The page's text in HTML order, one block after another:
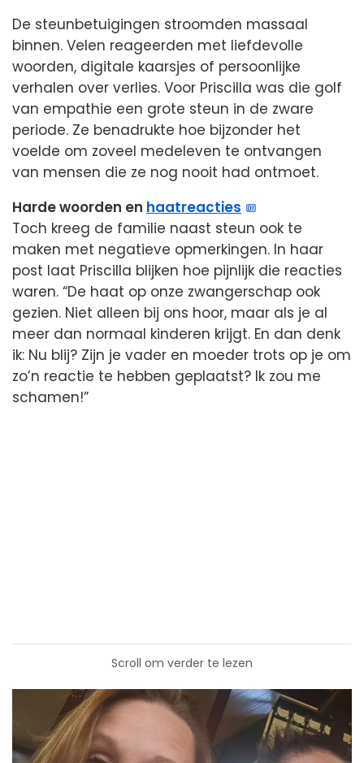
De steunbetuigingen stroomden massaal
binnen. Velen reageerden met liefdevolle
woorden, digitale kaarsjes of persoonlijke
verhalen over verlies. Voor Priscilla was die golf
van empathie een grote steun in de zware
periode. Ze benadrukte hoe bijzonder het
voelde om zoveel medeleven te ontvangen
van mensen die ze nog nooit had ontmoet.
Harde woorden en haatreacties
Toch kreeg de familie naast steun ook te
maken met negatieve opmerkingen. In haar
post laat Priscilla blijken hoe pijnlijk die reacties
waren. “De haat op onze zwangerschap ook
gezien. Niet alleen bij ons hoor, maar als je al
meer dan normaal kinderen krijgt. En dan denk
ik: Nu blij? Zijn je vader en moeder trots op je om
zo’n reactie te hebben geplaatst? Ik zou me
schamen!”
Scroll om verder te lezen